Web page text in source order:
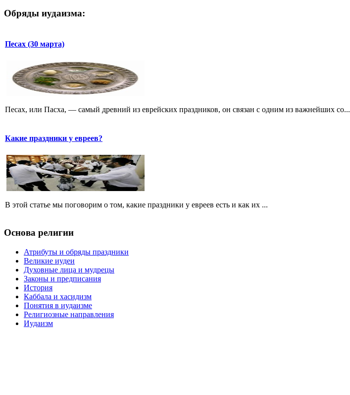
Обряды иудаизма:
Песах (30 марта)
Песах, или Пасха, — самый древний из еврейских праздников, он связан с одним из важнейших со...
Какие праздники у евреев?
В этой статье мы поговорим о том, какие праздники у евреев есть и как их ...
Основа религии
Атрибуты и обряды праздники
Великие иудеи
Духовные лица и мудрецы
Законы и предписания
История
Каббала и хасидизм
Понятия в иудаизме
Религиозные направления
Иудаизм